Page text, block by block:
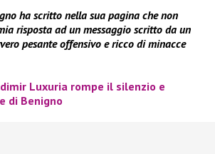
ha scritto nella sua pagina che non
risposta ad un messaggio scritto da un
pesante offensivo e ricco di minacce
Luxuria rompe il silenzio e
di Benigno